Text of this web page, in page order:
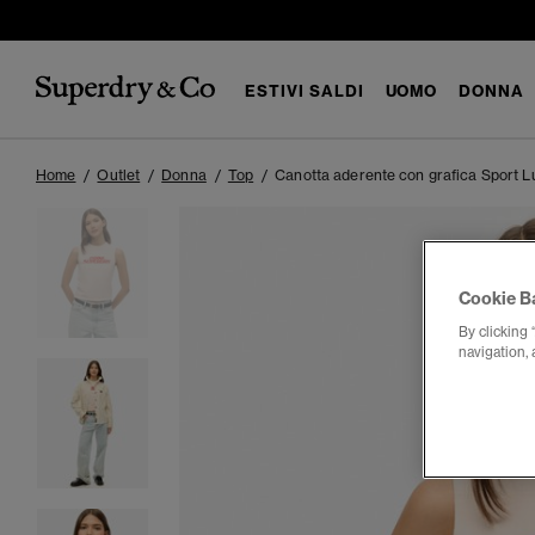
ESTIVI SALDI UOMO DONNA
Home Outlet Donna Top Canotta aderente con grafica Sport
Cookie
By clicking
navigation,